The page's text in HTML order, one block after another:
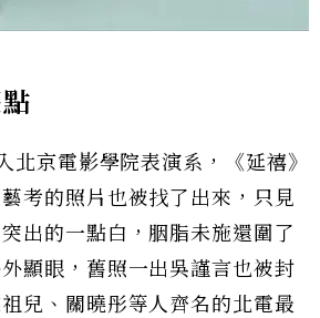
京電影學院表演系，《延禧》
考的照片也被找了出來，只見
出的一點白，胭脂未施還圍了
顯眼，舊照一出吳謹言也被封
兒、關曉彤等人齊名的北電最